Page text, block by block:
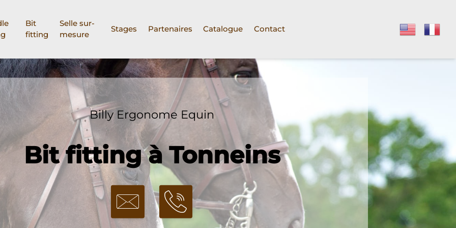
Bit
fitting
Selle sur-
mesure
Stages Partenaires Catalogue Contact
Billy Ergonome Equin
Bit fitting à Tonneins